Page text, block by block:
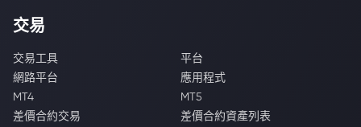
交易
交易工具
平台
網路平台
應用程式
MT4
MT5
差價合約交易
差價合約資產列表